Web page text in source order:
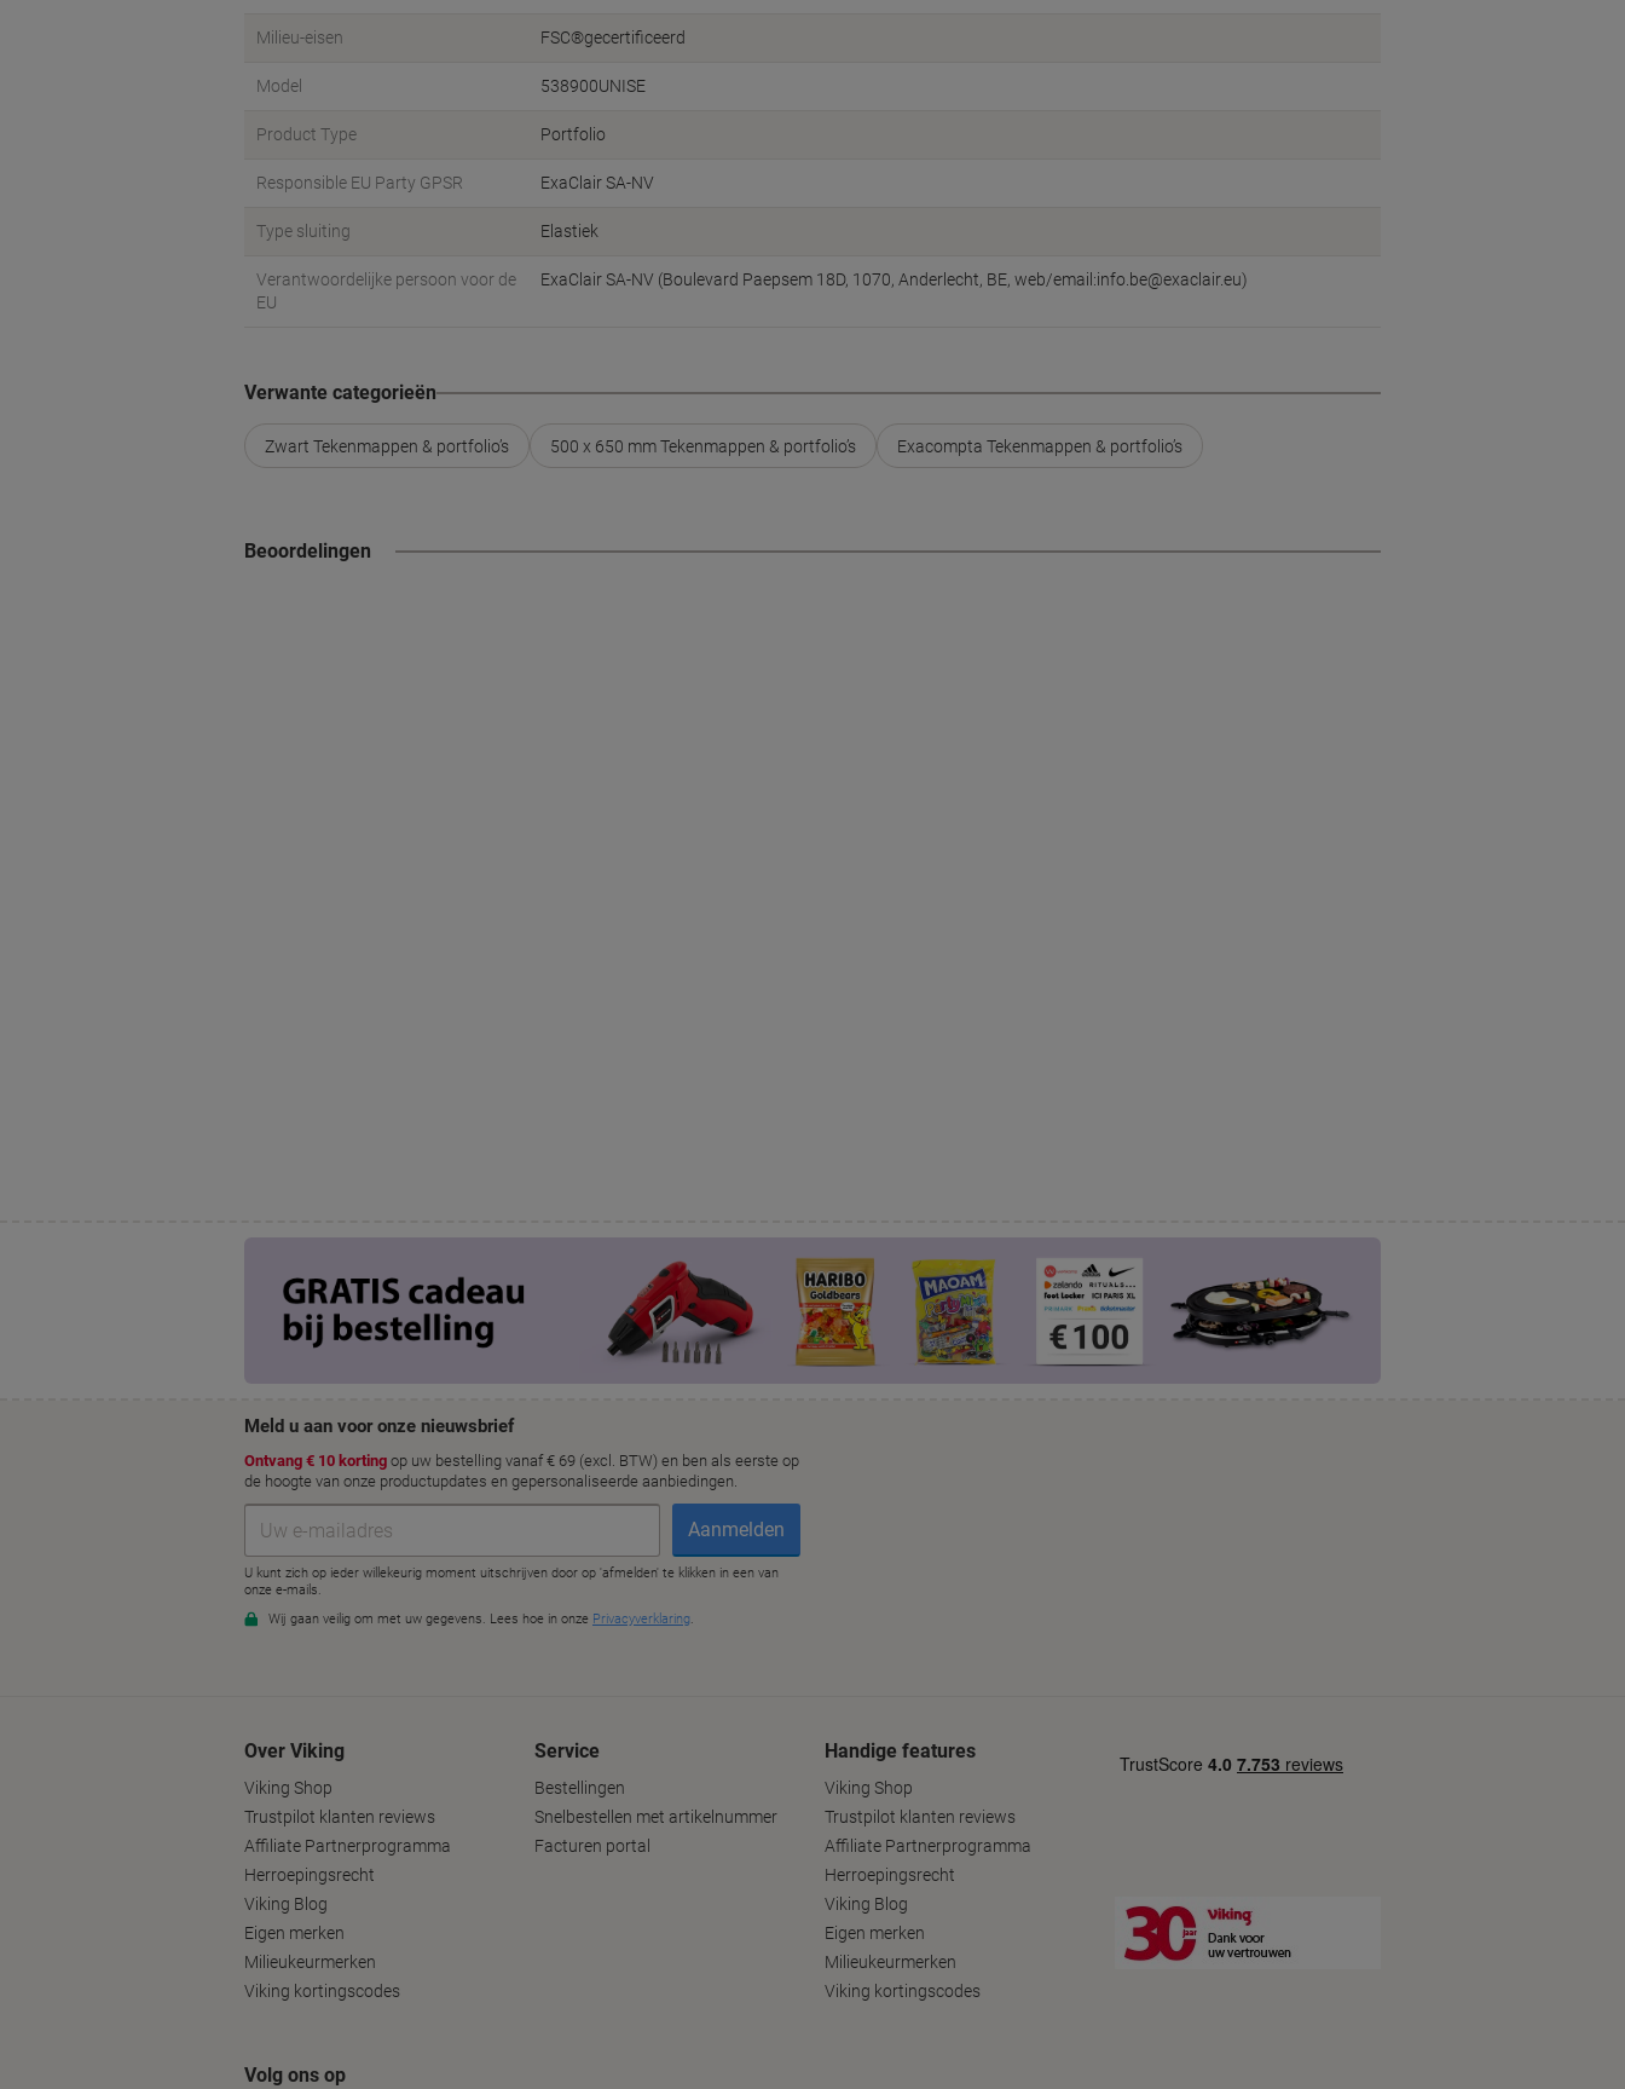
Milieu-eisen FSC®gecertificeerd
Model 538900UNISE
Product Type Portfolio
Responsible EU Party GPSR ExaClair SA-NV
Type sluiting Elastiek
Verantwoordelijke persoon voor de
EU
ExaClair SA-NV (Boulevard Paepsem 18D, 1070, Anderlecht, BE, web/email:info.be@exaclair.eu)
Verwante categorieën
Zwart Tekenmappen & portfolio’s 500 x 650 mm Tekenmappen & portfolio’s Exacompta Tekenmappen & portfolio’s
Beoordelingen
Over Viking
Viking Shop
Trustpilot klanten reviews
Affiliate Partnerprogramma
Herroepingsrecht
Viking Blog
Eigen merken
Milieukeurmerken
Viking kortingscodes
Service
Bestellingen
Snelbestellen met artikelnummer
Facturen portal
Handige features
Viking Shop
Trustpilot klanten reviews
Affiliate Partnerprogramma
Herroepingsrecht
Viking Blog
Eigen merken
Milieukeurmerken
Viking kortingscodes
Volg ons op